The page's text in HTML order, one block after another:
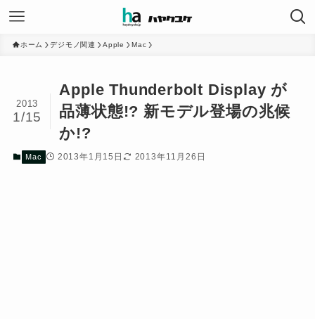
ホーム デジモノ関連 Apple Mac
Apple Thunderbolt Display が
品薄状態!? 新モデル登場の兆候
か!?
2013
1/15
Mac 2013年1月15日 2013年11月26日